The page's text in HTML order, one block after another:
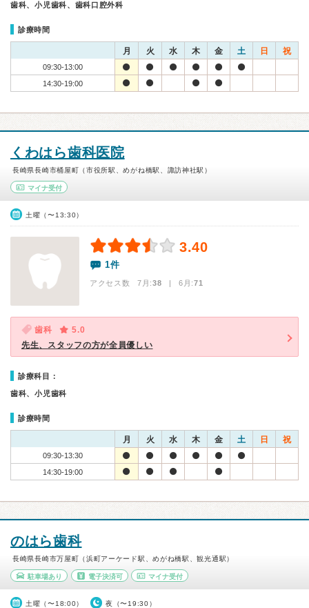
歯科、小児歯科、歯科口腔外科
診療時間
月 火 水 木 金 土 日 祝
09:30-13:00
14:30-19:00
くわはら歯科医院
長崎県長崎市桶屋町（市役所駅、めがね橋駅、諏訪神社駅）
マイナ受付
土曜（〜13:30）
3.40
1件
アクセス数 7月:38 | 6月:71
歯科
5.0
先生、スタッフの方が全員優しい
診療科目：
歯科、小児歯科
診療時間
月 火 水 木 金 土 日 祝
09:30-13:30
14:30-19:00
のはら歯科
長崎県長崎市万屋町（浜町アーケード駅、めがね橋駅、観光通駅）
駐車場あり 電子決済可 マイナ受付
土曜（〜18:00） 夜（〜19:30）